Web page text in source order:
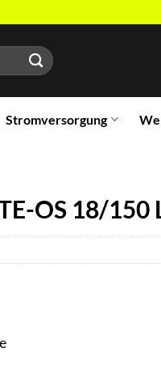
Stromversorgung
OS 18/150